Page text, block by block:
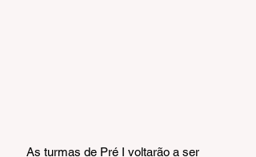
As turmas de Pré I voltarão a ser